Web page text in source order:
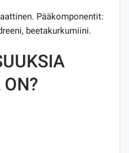
Pääkomponentit:
beetakurkumiini.